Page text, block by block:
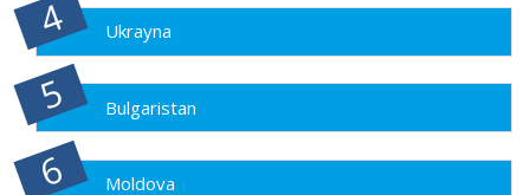
Ukrayna
Bulgaristan
Moldova